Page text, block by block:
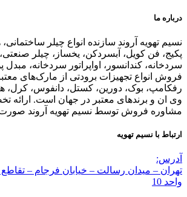
درباره ما
نسیم تهویه آروند سازنده انواع چیلر
پکیج، فن کویل، آبسردکن، یخساز، چیلر
سردخانه، کندانسور، اواپراتور سردخانه، مبدل
فروش انواع تجهیزات برودتی از مارک‌های معتبر
رفکامپ، بوک، دورین، کستل، دانفوس، کرل،
وی ان و برندهای معتبر در جهان است.
مشاوره فروش توسط نسیم تهویه آروند
ارتباط با نسیم تهویه
آدرس:
واحد 10